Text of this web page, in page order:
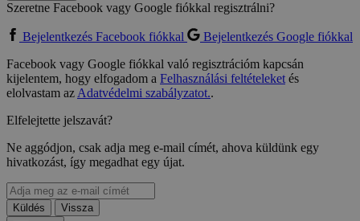
Szeretne Facebook vagy Google fiókkal regisztrálni?
Bejelentkezés Facebook fiókkal
Bejelentkezés Google fiókkal
Facebook vagy Google fiókkal való regisztrációm kapcsán
kijelentem, hogy elfogadom a Felhasználási feltételeketés
elolvastam azAdatvédelmi szabályzatot..
Elfelejtette jelszavát?
Ne aggódjon, csak adja meg e-mail címét, ahova küldünk egy
hivatkozást, így megadhat egy újat.
Küldés
Vissza